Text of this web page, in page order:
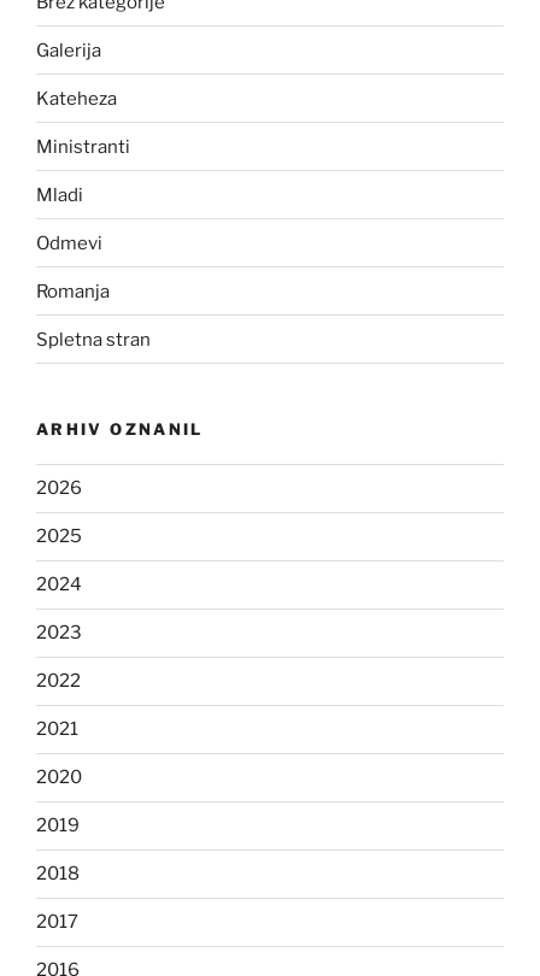
Galerija
Kateheza
Ministranti
Mladi
Odmevi
Romanja
Spletna stran
ARHIV OZNANIL
2026
2025
2024
2023
2022
2021
2020
2019
2018
2017
2016